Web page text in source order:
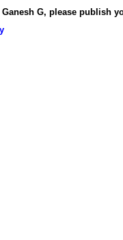
Ganesh G, please publish